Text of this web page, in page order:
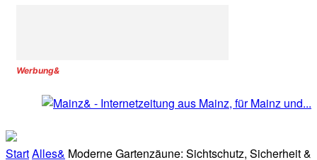
Werbung&
StartAlles& Moderne Gartenzäune: Sichtschutz, Sicherheit &